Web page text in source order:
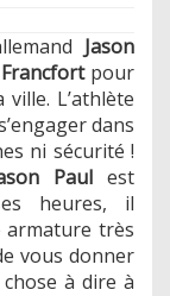
Jason
Francfort pour
L’athlète
dans
ni sécurité !
Paulest
heures, il
très
vous donner
à dire à